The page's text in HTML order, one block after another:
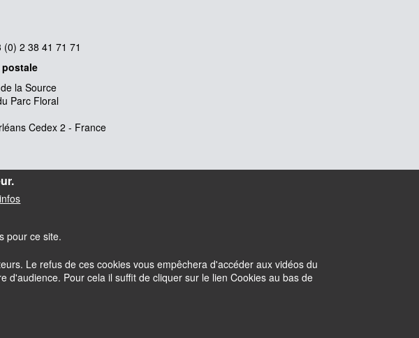
(0) 2 38 41 71 71
la Source
Parc Floral
Cedex 2 - France
conforme Cookies
Intranet
pour ce site.
Le refus de ces cookies vous empêchera d'accéder aux vidéos du
Pour cela il suffit de cliquer sur le lien Cookies au bas de